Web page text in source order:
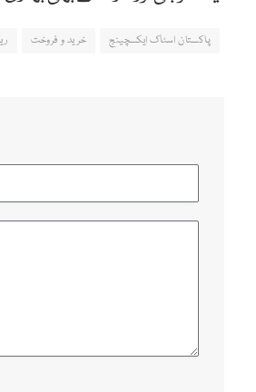
پاکستان اسٹاک ایکسچینج خرید و فروخت